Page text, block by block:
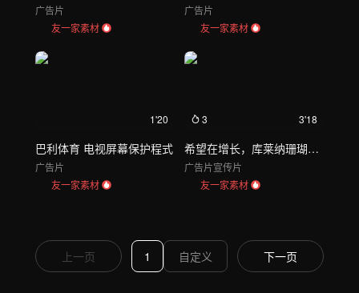
广告片
友一家素材
广告片
友一家素材
1'20
巴利体育 电视屏幕保护程式
广告片
友一家素材
3 3'18
希望在增长，库莱纳珊瑚恢复
广告片宣传片
友一家素材
上一页 1 下一页